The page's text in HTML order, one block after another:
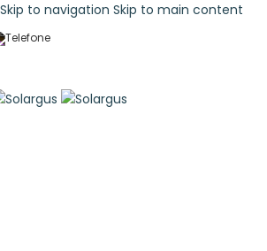
Skip to navigation Skip to main content